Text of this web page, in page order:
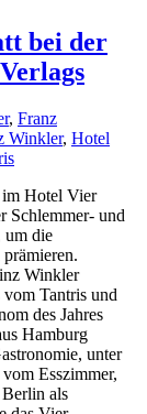
bei der
, Franz
Winkler, Hotel
im Hotel Vier
Schlemmer- und
um die
Winkler
Tantris und
des Jahres
Hamburg
unter
Esszimmer,
als